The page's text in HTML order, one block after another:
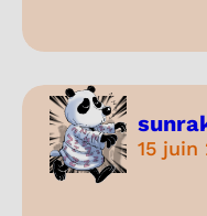
15 juin